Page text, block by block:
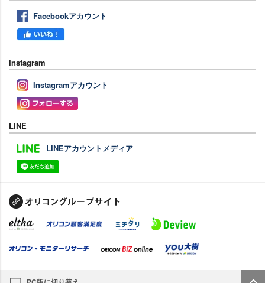
Facebookアカウント
Instagram
Instagramアカウント
LINE
LINEアカウントメディア